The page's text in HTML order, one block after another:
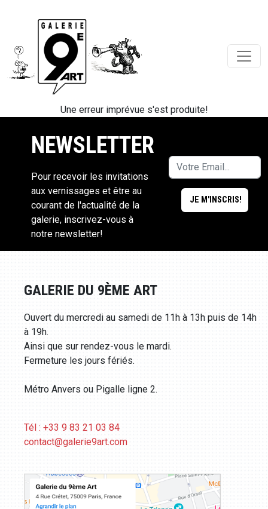
Une erreur imprévue s'est produite!
NEWSLETTER
Pour recevoir les invitations
aux vernissages et être au
courant de l'actualité de la
galerie, inscrivez-vous à
notre newsletter!
GALERIE DU 9ÈME ART
Ouvert du mercredi au samedi de 11h à 13h puis de 14h
à 19h.
Ainsi que sur rendez-vous le mardi.
Fermeture les jours fériés.
Métro Anvers ou Pigalle ligne 2.
Tél : +33 9 83 21 03 84
contact@galerie9art.com